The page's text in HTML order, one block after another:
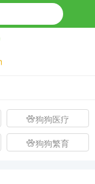
狗狗医疗
狗狗繁育